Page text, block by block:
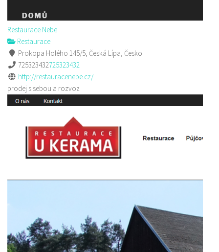
Restaurace Nebe
Restaurace
Prokopa Holého 145/5, Česká Lípa, Česko
725323432725323432
http://restauracenebe.cz/
prodej s sebou a rozvoz